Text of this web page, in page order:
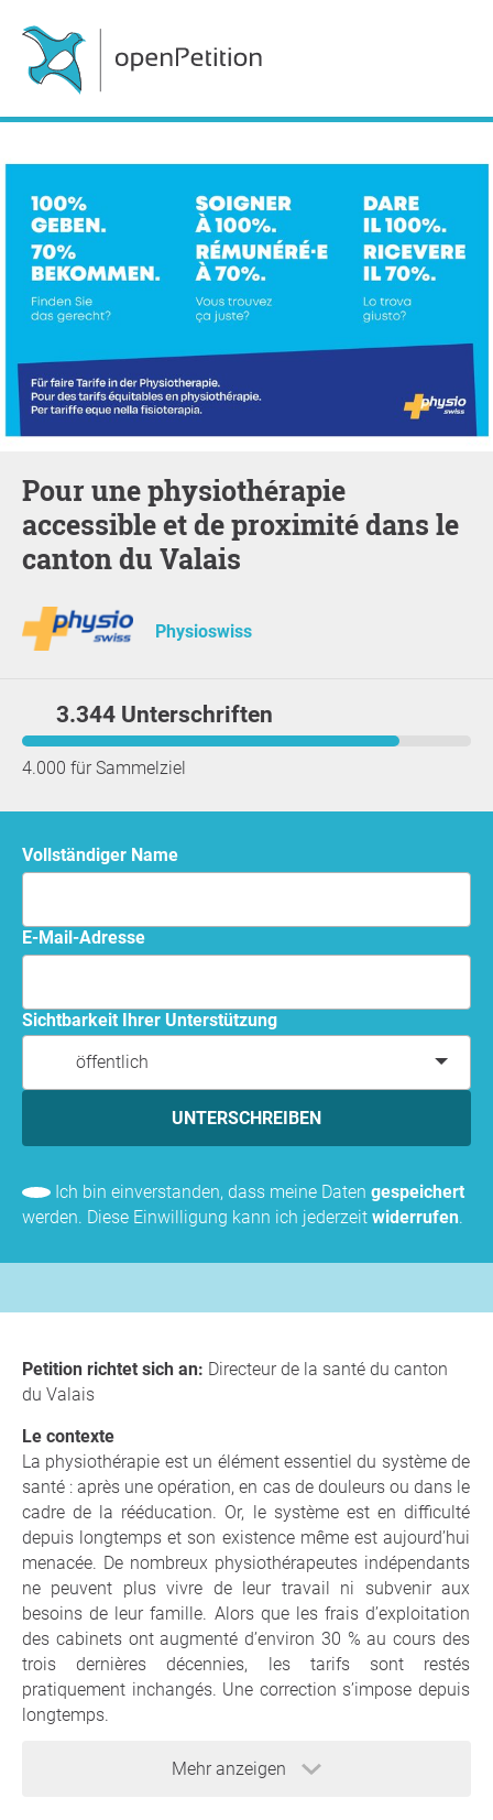
Pour une physiothérapie
accessible et de proximité dans le
canton du Valais
Physioswiss
3.344 Unterschriften
4.000 für Sammelziel
Vollständiger Name
E-Mail-Adresse
Sichtbarkeit Ihrer Unterstützung
öffentlich
UNTERSCHREIBEN
Ich bin einverstanden, dass meine Daten gespeichert
werden. Diese Einwilligung kann ich jederzeit widerrufen.
Mehr anzeigen
Petition richtet sich an: Directeur de la santé du canton
du Valais
Le contexte
La physiothérapie est un élément essentiel du système de
santé : après une opération, en cas de douleurs ou dans le
cadre de la rééducation. Or, le système est en difficulté
depuis longtemps et son existence même est aujourd’hui
menacée. De nombreux physiothérapeutes indépendants
ne peuvent plus vivre de leur travail ni subvenir aux
besoins de leur famille. Alors que les frais d’exploitation
des cabinets ont augmenté d’environ 30 % au cours des
trois dernières décennies, les tarifs sont restés
pratiquement inchangés. Une correction s’impose depuis
longtemps.
Les signataires demandent au directeur de la santé du